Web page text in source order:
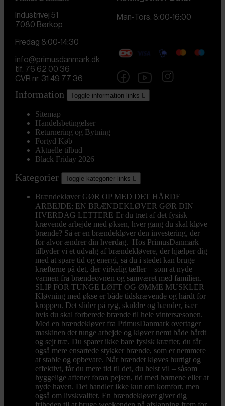
Industrivej 51
7080 Børkop
Man-Tors. 8:00-16:00
Fredag 8:00-14:30
info@primusdanmark.dk
tlf. 76 62 00 36
CVR nr. 31 49 77 36
Information Toggle information links 
Sitemap
Handelsbetingelser
Returnering og Bytning
Fortyd Køb
Aktuelle tilbud
Black Friday 2026
Kategorier Toggle kategorier links 
Brændekløver GØR OP MED DET HÅRDE
ARBEJDE: EN BRÆNDEKLØVER GØR DIN
HVERDAG LETTERE Er du træt af det fysisk
krævende arbejde med øksen, hver gang du skal kløve
brænde? Så er en brændekløver den investering, der
for alvor ændrer din hverdag. Hos PrimusDanmark
tilbyder vi et udvalg af brændekløvere, der hjælper dig
med at spare tid og energi, så du i stedet kan bruge
kræfterne på det, der virkelig tæller – som at nyde
varmen fra brændeovnen og samværet med familien.
SLIP FOR TUNGE LØFT OG ØMME MUSKLER
Kløvning med økse er både tidskrævende og hårdt for
kroppen. Det slider på ryg, skuldre og hænder, især
hvis du skal forberede brænde til hele vintersæsonen.
Med en brændekløver fra PrimusDanmark overtager
maskinen det tunge arbejde og kløver nemt både hårdt
og sejt træ. Du sparer ikke bare fysisk kræfter, du får
også mere ensartede stykker brænde, som er nemmere
at stable og opbevare. Når brændet kløves hurtigt og
effektivt, får du mere tid til det, du helst vil – såsom
hyggelige aftener foran pejsen, tid med børnene eller at
nyde haven. Det handler ikke kun om komfort, men
også om livskvalitet. En brændekløver giver dig